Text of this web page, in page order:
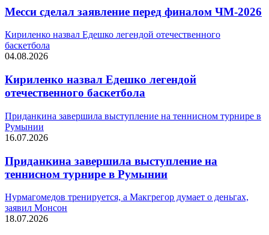
Месси сделал заявление перед финалом ЧМ-2026
Кириленко назвал Едешко легендой отечественного
баскетбола
04.08.2026
Кириленко назвал Едешко легендой
отечественного баскетбола
Приданкина завершила выступление на теннисном турнире в
Румынии
16.07.2026
Приданкина завершила выступление на
теннисном турнире в Румынии
Нурмагомедов тренируется, а Макгрегор думает о деньгах,
заявил Монсон
18.07.2026